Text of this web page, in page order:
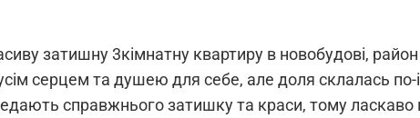
затишну 3кімнатну квартиру в новобудові,
серцем та душею для себе, але доля склалась по-
справжнього затишку та краси, тому ласкаво